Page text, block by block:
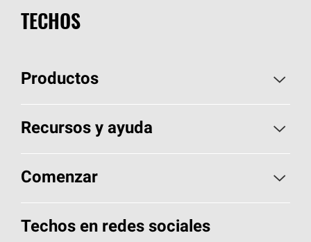
TECHOS
Productos
Elija sus tejas
Encuentre un contratista
Componentes para techos
Recursos y ayuda
Aspectos básicos sobre techos
Herramientas de diseño y color
Comenzar
Llame al 1-800-GET-PINK®
Techos en redes sociales